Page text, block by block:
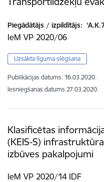
Piegādātājs / izpildītājs:
IeM VP 2020/06
Uzsākta līguma slēgšana
Publikācijas datums: 16.03.2020.
Iesniegšanas datums 27.03.2020.
Klasificētas
(KEIS-S)
izbūves pakalpojumi
IeM VP 2020/14 IDF